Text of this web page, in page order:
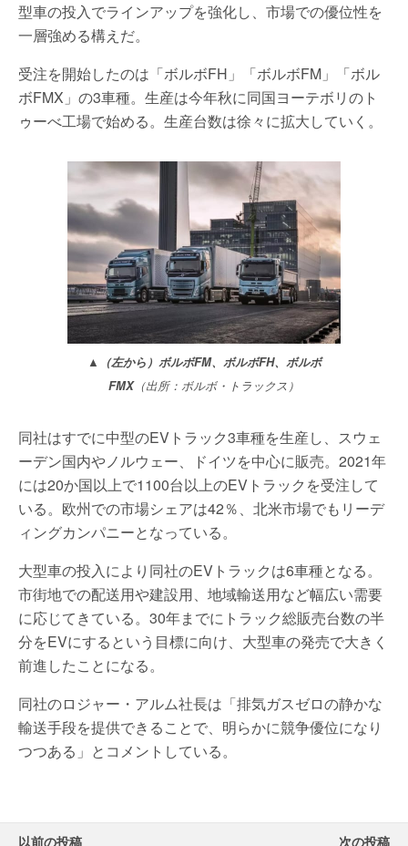
型車の投入でラインアップを強化し、市場での優位性を
一層強める構えだ。
受注を開始したのは「ボルボFH」「ボルボFM」「ボル
ボFMX」の3車種。生産は今年秋に同国ヨーテボリのト
ゥーべ工場で始める。生産台数は徐々に拡大していく。
▲（左から）ボルボFM、ボルボFH、ボルボ
FMX（出所：ボルボ・トラックス）
同社はすでに中型のEVトラック3車種を生産し、スウェ
ーデン国内やノルウェー、ドイツを中心に販売。2021年
には20か国以上で1100台以上のEVトラックを受注して
いる。欧州での市場シェアは42％、北米市場でもリーデ
ィングカンパニーとなっている。
大型車の投入により同社のEVトラックは6車種となる。
市街地での配送用や建設用、地域輸送用など幅広い需要
に応じてきている。30年までにトラック総販売台数の半
分をEVにするという目標に向け、大型車の発売で大きく
前進したことになる。
同社のロジャー・アルム社長は「排気ガスゼロの静かな
輸送手段を提供できることで、明らかに競争優位になり
つつある」とコメントしている。
以前の投稿 次の投稿